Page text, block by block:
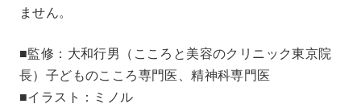
ません。
■監修：大和行男（こころと美容のクリニック東京院
長）子どものこころ専門医、精神科専門医
■イラスト：ミノル